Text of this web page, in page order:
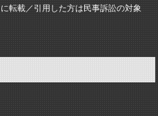
転載／引用した方は民事訴訟の対象